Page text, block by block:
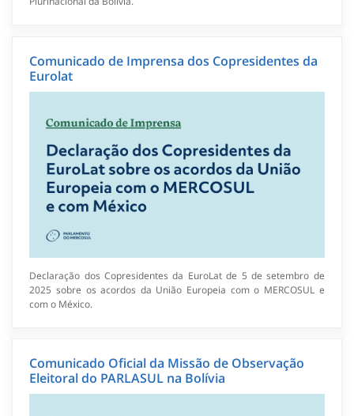
Comunicado de Imprensa dos Copresidentes da
Eurolat
Declaração dos Copresidentes da EuroLat de 5 de setembro de
2025 sobre os acordos da União Europeia com o MERCOSUL e
com o México.
Comunicado Oficial da Missão de Observação
Eleitoral do PARLASUL na Bolívia